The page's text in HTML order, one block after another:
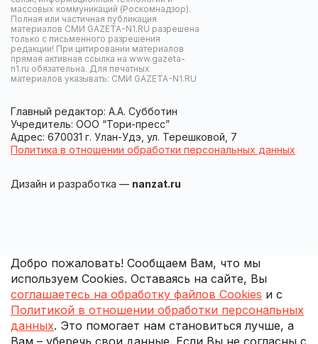
массовых коммуникаций (Роскомнадзор).
Полная или частичная публикация
материалов СМИ GAZETA-N1.RU разрешена
только с письменного разрешения
редакции! При цитировании материалов
прямая активная ссылка на www.gazeta-
n1.ru обязательна. Для печатных
материалов указывать: СМИ GAZETA-N1.RU
Главный редактор: А.А. Субботин
Учредитель: ООО “Тори-пресс”
Адрес: 670031 г. Улан-Удэ, ул. Терешковой, 7
Политика в отношении обработки персональных данных
Дизайн и разработка — nanzat.ru
Добро пожаловать! Сообщаем Вам, что мы
используем Cookies. Оставаясь на сайте, Вы
соглашаетесь на обработку файлов Cookies и с
Политикой в отношении обработки персональных
данных. Это помогает нам становиться лучше, а